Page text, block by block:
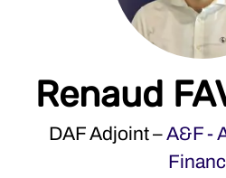
Renaud
DAF Adjoint –A&F -